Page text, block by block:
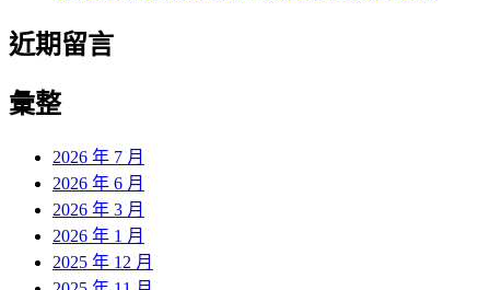
近期留言
彙整
2026 年 7 月
2026 年 6 月
2026 年 3 月
2026 年 1 月
2025 年 12 月